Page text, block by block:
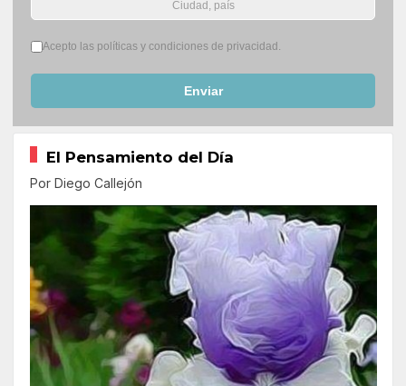
Términos del servicio*
Acepto las políticas y condiciones de privacidad.
Enviar
El Pensamiento del Día
Por Diego Callejón